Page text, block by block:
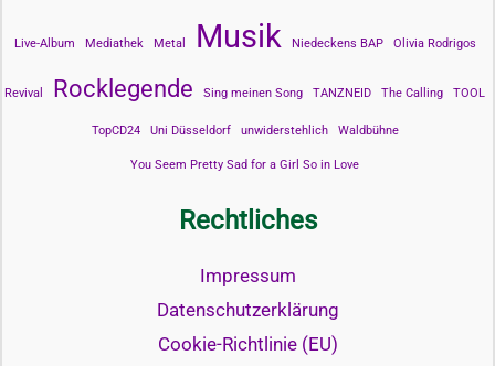
Live-Album Mediathek Metal Musik Niedeckens BAP Olivia Rodrigos
Revival Rocklegende Sing meinen Song TANZNEID The Calling TOOL
TopCD24 Uni Düsseldorf unwiderstehlich Waldbühne
You Seem Pretty Sad for a Girl So in Love
Rechtliches
Impressum
Datenschutzerklärung
Cookie-Richtlinie (EU)